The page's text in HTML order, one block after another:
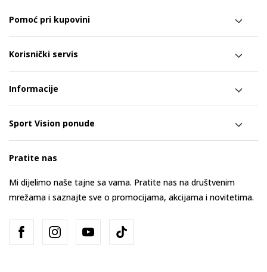
Pomoć pri kupovini
Korisnički servis
Informacije
Sport Vision ponude
Pratite nas
Mi dijelimo naše tajne sa vama. Pratite nas na društvenim
mrežama i saznajte sve o promocijama, akcijama i novitetima.